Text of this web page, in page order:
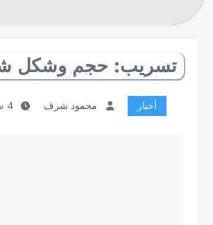
تسريب: حجم وشكل شاشة آي-فون 14
أخبار محمود شرف 4 سنوات منذ النشر